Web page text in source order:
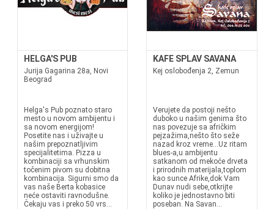
HELGA'S PUB
Jurija Gagarina 28a, Novi
Beograd
Helga's Pub poznato staro
mesto u novom ambijentu i
sa novom energijom!
Posetite nas i uživajte u
našim prepoznatljivim
specijalitetima. Pizza u
kombinaciji sa vrhunskim
točenim pivom su dobitna
kombinacija. Sigurni smo da
vas naše Berta kobasice
neće ostaviti ravnodušne.
Čekaju vas i preko 50 vrs...
KAFE SPLAV SAVANA
Kej oslobođenja 2, Zemun
Verujete da postoji nešto
duboko u našim genima što
nas povezuje sa afričkim
pejzažima,nešto što seže
nazad kroz vreme...Uz ritam
blues-a,u ambijentu
satkanom od mekoće drveta
i prirodnih materijala,toplom
kao sunce Afrike,dok Vam
Dunav nudi sebe,otkrijte
koliko je jednostavno biti
poseban. Na Savan...